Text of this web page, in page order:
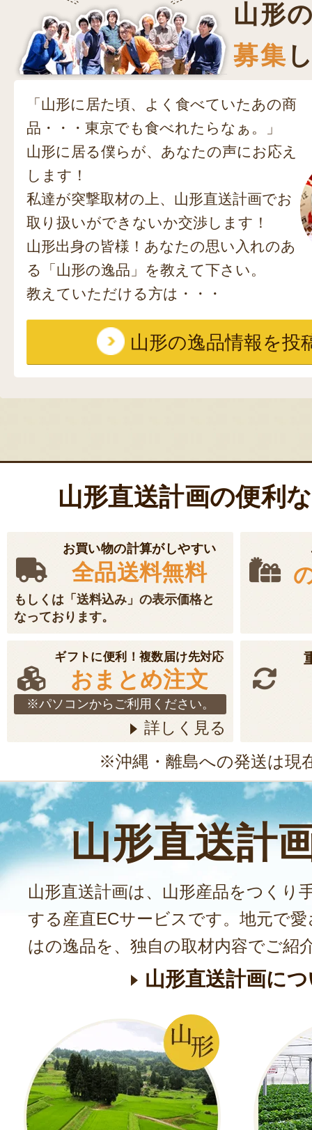
山形
募集
「山形に居た頃、よく食べていたあの商
品・・・東京でも食べれたらなぁ。」
山形に居る僕らが、あなたの声にお応え
します！
私達が突撃取材の上、山形直送計画でお
取り扱いができないか交渉します！
山形出身の皆様！あなたの思い入れのあ
る「山形の逸品」を教えて下さい。
教えていただける方は・・・
山形の逸品情報を投
山形直送計画の便利
お買い物の計算がしやすい
全品送料無料
もしくは「送料込み」の表示価格と
なっております。
ギフトに便利！複数届け先対応
おまとめ注文
※パソコンからご利用ください。
詳しく見る
※沖縄・離島への発送は現
山形直送計
山形直送計画は、山形産品をつくり
する産直ECサービスです。地元で
はの逸品を、独自の取材内容でご紹
山形直送計画に